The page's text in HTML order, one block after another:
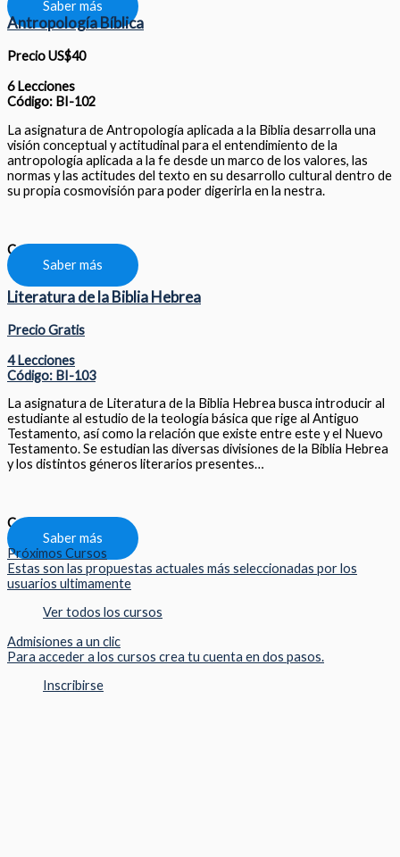
Saber más
Antropología Bíblica
Precio US$40
6 Lecciones
Código: BI-102
La asignatura de Antropología aplicada a la Biblia desarrolla una
visión conceptual y actitudinal para el entendimiento de la
antropología aplicada a la fe desde un marco de los valores, las
normas y las actitudes del texto en su desarrollo cultural dentro de
su propia cosmovisión para poder digerirla en la nestra.
Compartir
Saber más
Literatura de la Biblia Hebrea
Precio Gratis
4 Lecciones
Código: BI-103
La asignatura de Literatura de la Biblia Hebrea busca introducir al
estudiante al estudio de la teología básica que rige al Antiguo
Testamento, así como la relación que existe entre este y el Nuevo
Testamento. Se estudian las diversas divisiones de la Biblia Hebrea
y los distintos géneros literarios presentes…
Compartir
Saber más
Próximos Cursos
Estas son las propuestas actuales más seleccionadas por los
usuarios ultimamente
Ver todos los cursos
Admisiones a un clic
Para acceder a los cursos crea tu cuenta en dos pasos.
Inscribirse